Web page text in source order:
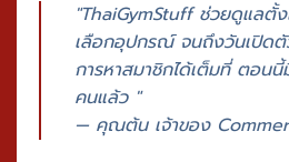
"ThaiGymStuff ช่วยดูแลตั้
เลือกอุปกรณ์ จนถึงวันเปิดตั
การหาสมาชิกได้เต็มที่ ตอน
คนแล้ว "
— คุณต้น เจ้าของ